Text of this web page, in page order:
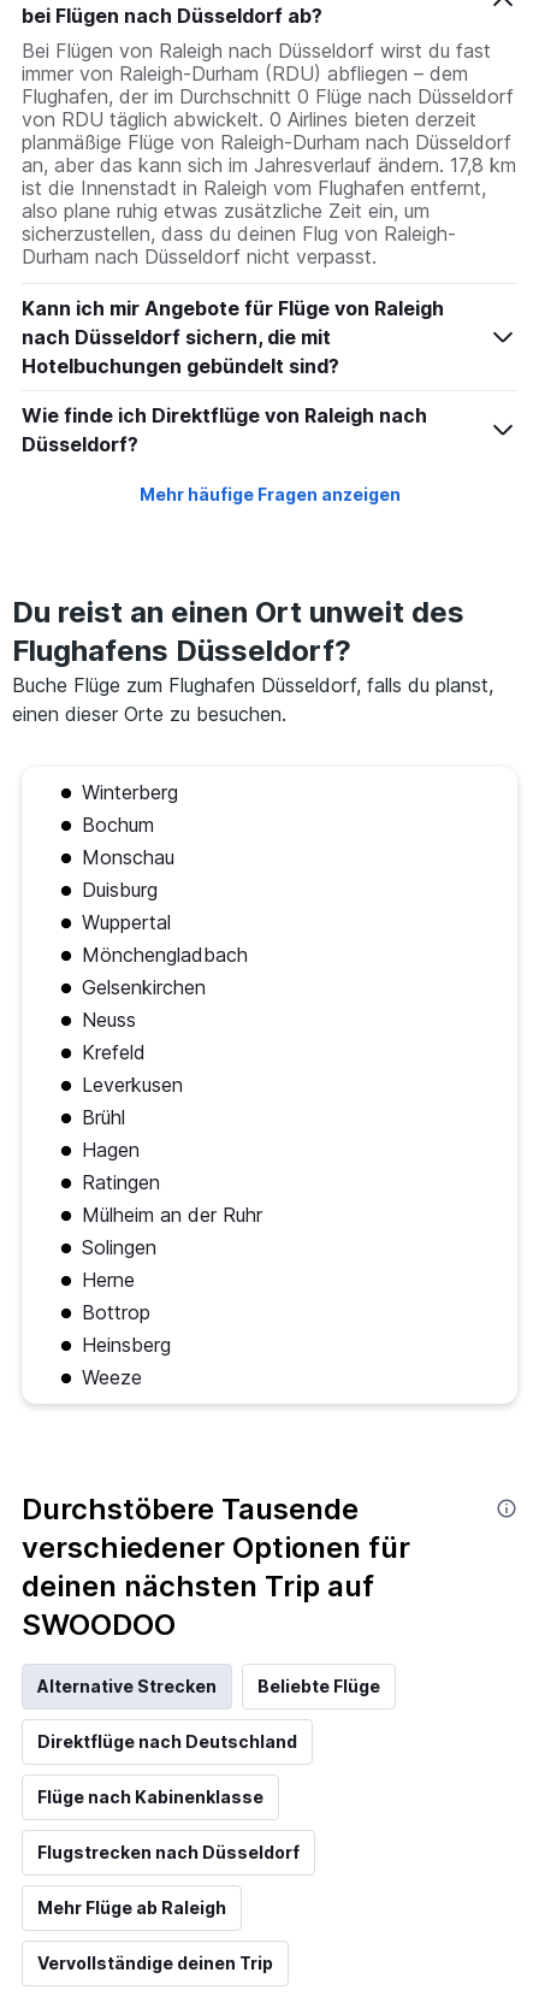
bei Flügen nach Düsseldorf ab?
Bei Flügen von Raleigh nach Düsseldorf wirst du fast
immer von Raleigh-Durham (RDU) abfliegen – dem
Flughafen, der im Durchschnitt 0 Flüge nach Düsseldorf
von RDU täglich abwickelt. 0 Airlines bieten derzeit
planmäßige Flüge von Raleigh-Durham nach Düsseldorf
an, aber das kann sich im Jahresverlauf ändern. 17,8 km
ist die Innenstadt in Raleigh vom Flughafen entfernt,
also plane ruhig etwas zusätzliche Zeit ein, um
sicherzustellen, dass du deinen Flug von Raleigh-
Durham nach Düsseldorf nicht verpasst.
Kann ich mir Angebote für Flüge von Raleigh
nach Düsseldorf sichern, die mit
Hotelbuchungen gebündelt sind?
Wie finde ich Direktflüge von Raleigh nach
Düsseldorf?
Mehr häufige Fragen anzeigen
Du reist an einen Ort unweit des
Flughafens Düsseldorf?
Buche Flüge zum Flughafen Düsseldorf, falls du planst,
einen dieser Orte zu besuchen.
Winterberg
Bochum
Monschau
Duisburg
Wuppertal
Mönchengladbach
Gelsenkirchen
Neuss
Krefeld
Leverkusen
Brühl
Hagen
Ratingen
Mülheim an der Ruhr
Solingen
Herne
Bottrop
Heinsberg
Weeze
Durchstöbere Tausende
verschiedener Optionen für
deinen nächsten Trip auf
SWOODOO
Alternative Strecken Beliebte Flüge
Direktflüge nach Deutschland
Flüge nach Kabinenklasse
Flugstrecken nach Düsseldorf
Mehr Flüge ab Raleigh
Vervollständige deinen Trip